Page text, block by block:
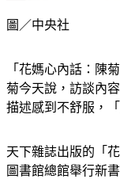
圖／中央社
「花媽心內話：陳
菊今天說，訪談內
描述感到不舒服，
天下雜誌出版的「
圖書館總館舉行新